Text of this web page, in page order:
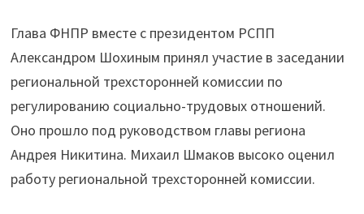
Глава ФНПР вместе с президентом РСПП
Александром Шохиным принял участие в заседании
региональной трехсторонней комиссии по
регулированию социально-трудовых отношений.
Оно прошло под руководством главы региона
Андрея Никитина. Михаил Шмаков высоко оценил
работу региональной трехсторонней комиссии.